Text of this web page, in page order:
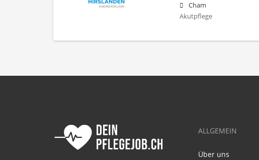
Cham
Akutpflege
ALLGEMEIN
Über uns